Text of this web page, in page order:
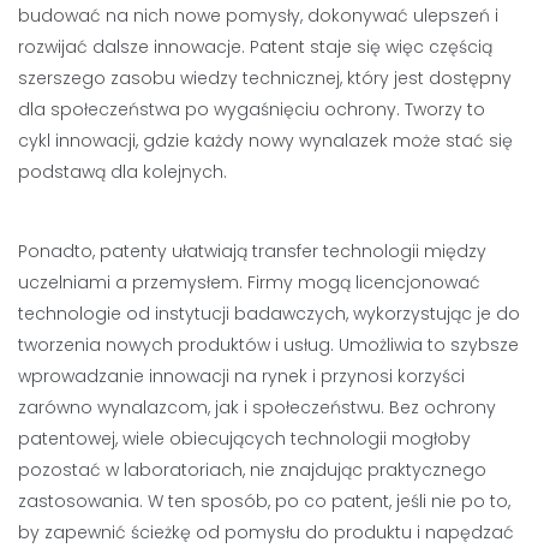
budować na nich nowe pomysły, dokonywać ulepszeń i
rozwijać dalsze innowacje. Patent staje się więc częścią
szerszego zasobu wiedzy technicznej, który jest dostępny
dla społeczeństwa po wygaśnięciu ochrony. Tworzy to
cykl innowacji, gdzie każdy nowy wynalazek może stać się
podstawą dla kolejnych.
Ponadto, patenty ułatwiają transfer technologii między
uczelniami a przemysłem. Firmy mogą licencjonować
technologie od instytucji badawczych, wykorzystując je do
tworzenia nowych produktów i usług. Umożliwia to szybsze
wprowadzanie innowacji na rynek i przynosi korzyści
zarówno wynalazcom, jak i społeczeństwu. Bez ochrony
patentowej, wiele obiecujących technologii mogłoby
pozostać w laboratoriach, nie znajdując praktycznego
zastosowania. W ten sposób, po co patent, jeśli nie po to,
by zapewnić ścieżkę od pomysłu do produktu i napędzać